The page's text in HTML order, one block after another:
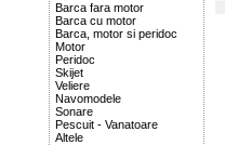
Barca fara motor
Barca cu motor
Barca, motor si peridoc
Motor
Peridoc
Skijet
Veliere
Navomodele
Sonare
Pescuit - Vanatoare
Altele